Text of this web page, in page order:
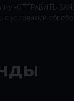
«ОТПРАВИТЬ
с условиями